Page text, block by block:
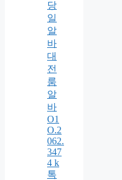
당
일
알
바
대
전
룸
알
바
O1
O.2
062.
347
4 k
톡